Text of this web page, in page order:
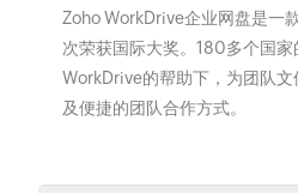
Zoho WorkDrive企业网盘是一
次荣获国际大奖。180多个国
WorkDrive的帮助下，为团队
及便捷的团队合作方式。